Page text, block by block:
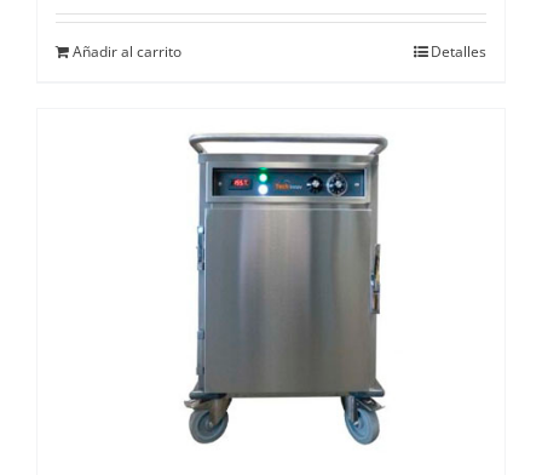
Añadir al carrito Detalles